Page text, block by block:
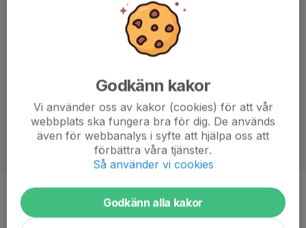
Position
-
Ålder
14 år
Godkänn kakor
Vi använder oss av kakor (cookies) för att vår
webbplats ska fungera bra för dig. De används
även för webbanalys i syfte att hjälpa oss att
förbättra våra tjänster.
Så använder vi cookies
Godkänn alla kakor